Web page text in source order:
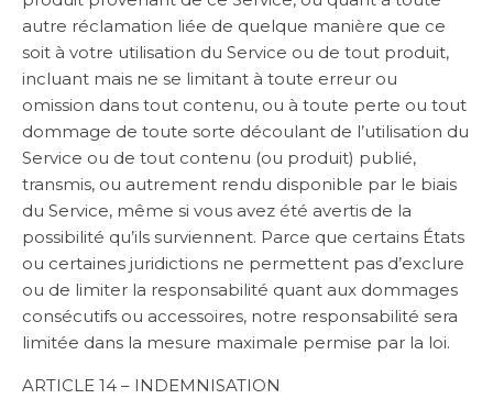
autre réclamation liée de quelque manière que ce
soit à votre utilisation du Service ou de tout produit,
incluant mais ne se limitant à toute erreur ou
omission dans tout contenu, ou à toute perte ou tout
dommage de toute sorte découlant de l’utilisation du
Service ou de tout contenu (ou produit) publié,
transmis, ou autrement rendu disponible par le biais
du Service, même si vous avez été avertis de la
possibilité qu’ils surviennent. Parce que certains États
ou certaines juridictions ne permettent pas d’exclure
ou de limiter la responsabilité quant aux dommages
consécutifs ou accessoires, notre responsabilité sera
limitée dans la mesure maximale permise par la loi.
ARTICLE 14 – INDEMNISATION